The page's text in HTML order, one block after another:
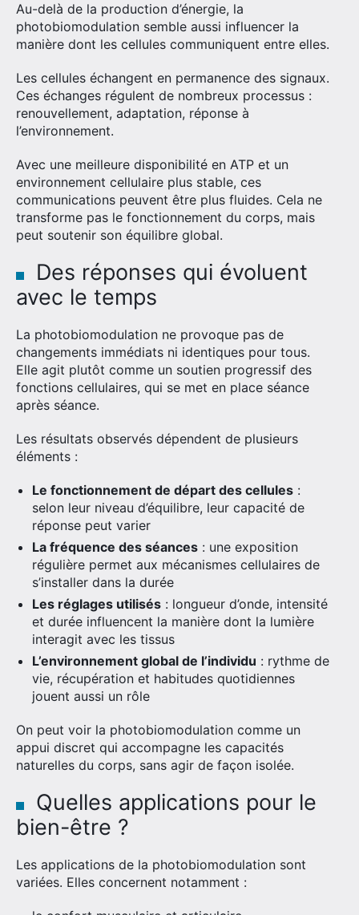
Au-delà de la production d’énergie, la
photobiomodulation semble aussi influencer la
manière dont les cellules communiquent entre elles.
Les cellules échangent en permanence des signaux.
Ces échanges régulent de nombreux processus :
renouvellement, adaptation, réponse à
l’environnement.
Avec une meilleure disponibilité en ATP et un
environnement cellulaire plus stable, ces
communications peuvent être plus fluides. Cela ne
transforme pas le fonctionnement du corps, mais
peut soutenir son équilibre global.
Des réponses qui évoluent
avec le temps
La photobiomodulation ne provoque pas de
changements immédiats ni identiques pour tous.
Elle agit plutôt comme un soutien progressif des
fonctions cellulaires, qui se met en place séance
après séance.
Les résultats observés dépendent de plusieurs
éléments :
Le fonctionnement de départ des cellules :
selon leur niveau d’équilibre, leur capacité de
réponse peut varier
La fréquence des séances : une exposition
régulière permet aux mécanismes cellulaires de
s’installer dans la durée
Les réglages utilisés : longueur d’onde, intensité
et durée influencent la manière dont la lumière
interagit avec les tissus
L’environnement global de l’individu : rythme de
vie, récupération et habitudes quotidiennes
jouent aussi un rôle
On peut voir la photobiomodulation comme un
appui discret qui accompagne les capacités
naturelles du corps, sans agir de façon isolée.
Quelles applications pour le
bien-être ?
Les applications de la photobiomodulation sont
variées. Elles concernent notamment :
×
Rechercher
: